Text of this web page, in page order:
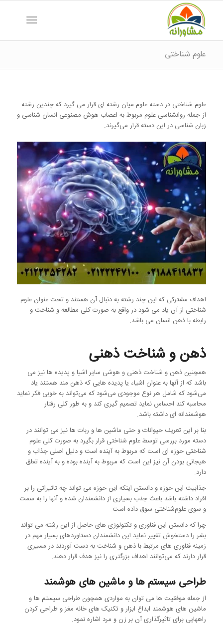
علوم شناختی
علوم شناختی در دسته علوم میان رشته ای قرار می گیرد که چندین رشته
از جمله روانشناسی علوم مربوط به اعصاب هوش مصنوعی انسان شناسی و
زبان شناسی در این دسته قرار می‌گیرند.
اهداف مشترکی که این چند رشته به دنبال آن هستند و تحت عنوان علوم
شناختی از آن یاد می شود در واقع به صورت کلی مطالعه و شناخت و
رابطه با ذهن انسان می باشد.
ذهن و شناخت ذهنی
همچنین ذهن و شناخت ذهنی و هوشی سایر اشیا و پدیده ها نیز می
باشد که از آنها به عنوان اشیاء یا پدیده هایی که ذهن مند هستند یاد
می‌شود که شامل هر نوع موجودی می‌شود که می‌تواند به خوبی فکر نماید
محاسبه کند احساس نماید تصمیم گیری کند و به طور کلی رفتار
هوشمندانه ای داشته باشد.
بنا بر این تعریف حیوانات و حتی ماشین ها و ربات ها نیز می توانند در
دسته مورد بررسی توسط علوم شناختی قرار بگیرد به صورت کلی علوم
شناختی حوزه ای است که مربوط به آینده است و دلیل اصلی جذاب و
هیجانی بودن آن نیز این است که مربوط به آینده بوده و به آینده تعلق
دارد.
جذابیت این حوزه و دانستن اینکه این حوزه می تواند چه تاثیراتی را بر
افراد داشته باشد باعث جذب بسیاری از دانشمندان شده و آنها را به سمت
و سوی علوم‌شناختی سوق داده است.
چرا که دانستن این فناوری و تکنولوژی های حاصل از این رشته می تواند
بشر را دستخوش تغییر نماید این دانشمندان دستاوردهای بسیار مهم در
زمینه فناوری های مرتبط با ذهن و شناخت به دست آوردند در مسیری
قرار دارند که می‌توانند اهداف بزرگتری را نیز هدف قرار دهند.
طراحی سیستم ها و ماشین های هوشمند
از جمله موفقیت ها می توان به مواردی همچون طراحی سیستم ها و
ماشین های هوشمند ابداع ابزار و تکنیک های خانه مغز و طراحی کردن
راههایی برای تاثیرگذاری آن بر زن و مرد اشاره نمود.